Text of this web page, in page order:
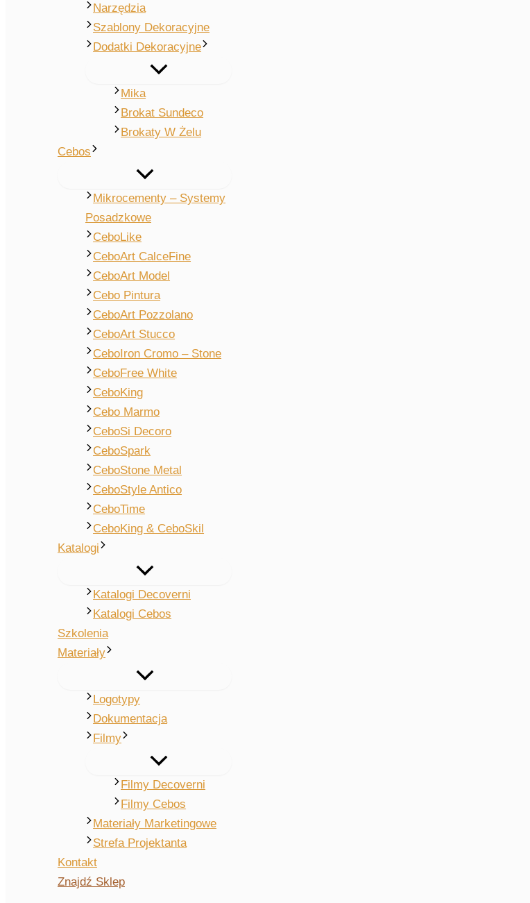
Narzędzia
Szablony Dekoracyjne
Dodatki Dekoracyjne
Mika
Brokat Sundeco
Brokaty W Żelu
Cebos
Mikrocementy – Systemy
Posadzkowe
CeboLike
CeboArt CalceFine
CeboArt Model
Cebo Pintura
CeboArt Pozzolano
CeboArt Stucco
CeboIron Cromo – Stone
CeboFree White
CeboKing
Cebo Marmo
CeboSi Decoro
CeboSpark
CeboStone Metal
CeboStyle Antico
CeboTime
CeboKing & CeboSkil
Katalogi
Katalogi Decoverni
Katalogi Cebos
Szkolenia
Materiały
Logotypy
Dokumentacja
Filmy
Filmy Decoverni
Filmy Cebos
Materiały Marketingowe
Strefa Projektanta
Kontakt
Znajdź Sklep